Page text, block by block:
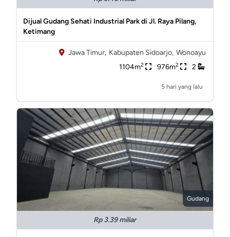
Dijual Gudang Sehati Industrial Park di Jl. Raya Pilang,
Ketimang
Jawa Timur, Kabupaten Sidoarjo, Wonoayu
1104m2 976m2 2
5 hari yang lalu
Gudang
Rp 3.39 miliar